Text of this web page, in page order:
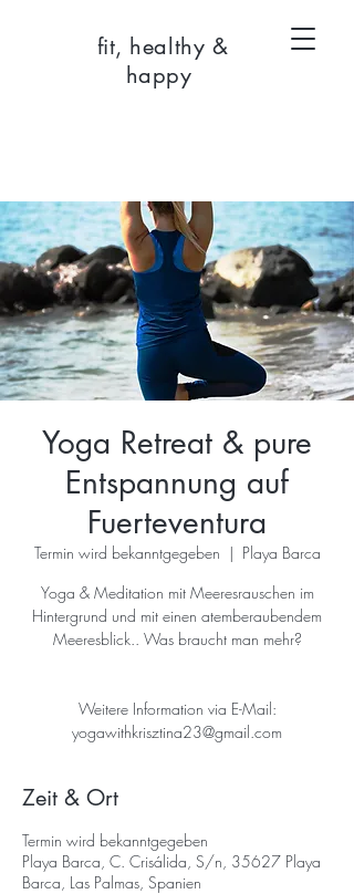
fit, healthy &
happy
Yoga Retreat & pure
Entspannung auf
Fuerteventura
Termin wird bekanntgegeben
  |
Playa Barca
Yoga & Meditation mit Meeresrauschen im
Hintergrund und mit einen atemberaubendem
Meeresblick.. Was braucht man mehr?
Weitere Information via E-Mail:
yogawithkrisztina23@gmail.com
Zeit & Ort
Termin wird bekanntgegeben
Playa Barca, C. Crisálida, S/n, 35627 Playa
Barca, Las Palmas, Spanien